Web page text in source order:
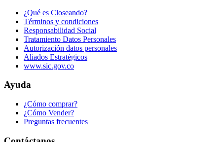
¿Qué es Closeando?
Términos y condiciones
Responsabilidad Social
Tratamiento Datos Personales
Autorización datos personales
Aliados Estratégicos
www.sic.gov.co
Ayuda
¿Cómo comprar?
¿Cómo Vender?
Preguntas frecuentes